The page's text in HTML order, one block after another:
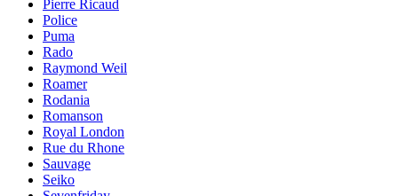
Pierre Ricaud
Police
Puma
Rado
Raymond Weil
Roamer
Rodania
Romanson
Royal London
Rue du Rhone
Sauvage
Seiko